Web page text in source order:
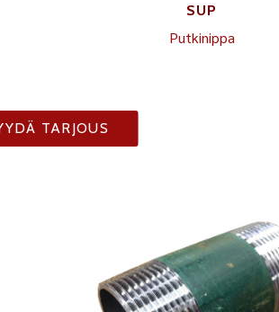
SUP
Putkinippa
TARJOUS